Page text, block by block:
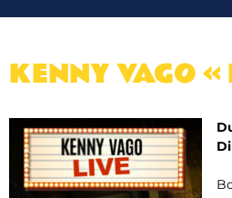
KENNY VAGO